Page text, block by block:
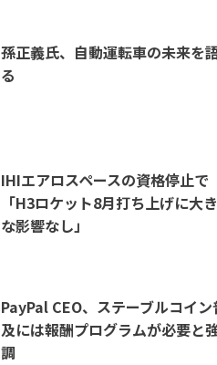
孫正義氏、自動運転車の未来を
る
IHIエアロスペースの資格停止で
「H3ロケット8月打ち上げに大き
な影響なし」
PayPal CEO、ステーブルコイン
及には報酬プログラムが必要と
調